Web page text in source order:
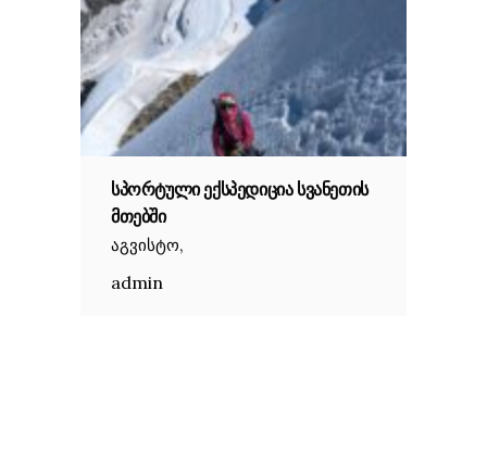
ᲡᲞᲝᲠᲢᲣᲚᲘ ᲔᲥᲡᲞᲔᲓᲘᲪᲘᲐ ᲡᲕᲐᲜᲔᲗᲘᲡ
ᲛᲗᲔᲑᲨᲘ
აგვისტო,
admin